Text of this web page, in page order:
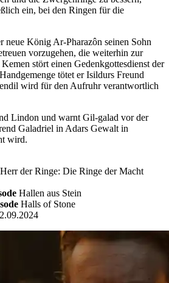
ein, bei den Ringen für die
neue König Ar-Pharazôn seinen Sohn
vorzugehen, die weiterhin zur
stört einen Gedenkgottesdienst der
tötet er Isildurs Freund
wird für den Aufruhr verantwortlich
Lindon und warnt Gil-galad vor der
Galadriel in Adars Gewalt in
wird.
der Ringe: Die Ringe der Macht
Hallen aus Stein
Halls of Stone